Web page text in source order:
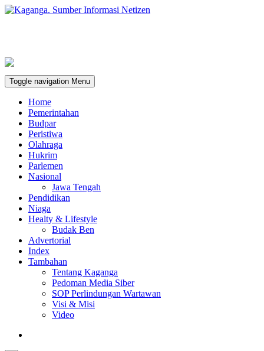
Toggle navigation Menu
Home
Pemerintahan
Budpar
Peristiwa
Olahraga
Hukrim
Parlemen
Nasional
Jawa Tengah
Pendidikan
Niaga
Healty & Lifestyle
Budak Ben
Advertorial
Index
Tambahan
Tentang Kaganga
Pedoman Media Siber
SOP Perlindungan Wartawan
Visi & Misi
Video